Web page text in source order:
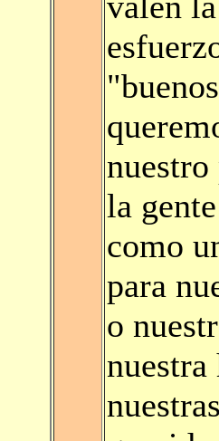
nuestro
la
como
para
o
nuestra